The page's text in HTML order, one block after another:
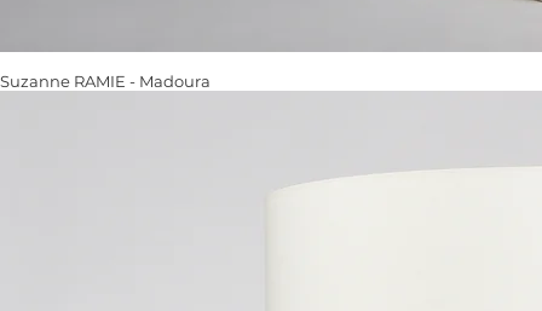
Suzanne RAMIE - Madoura